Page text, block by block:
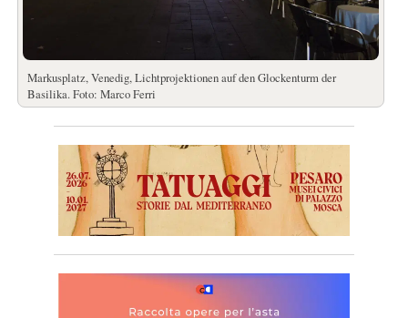
Markusplatz, Venedig, Lichtprojektionen auf den Glockenturm der
Basilika. Foto: Marco Ferri